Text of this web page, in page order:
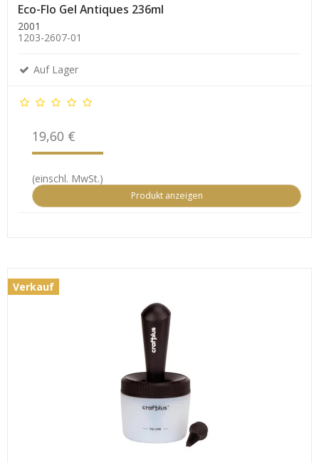
Eco-Flo Gel Antiques 236ml
2001
1203-2607-01
Auf Lager
19,60 €
(einschl. MwSt.)
Produkt anzeigen
Verkauf